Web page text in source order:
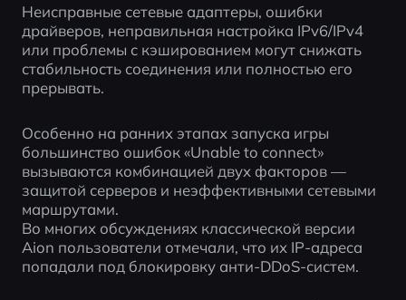
Неисправные сетевые адаптеры, ошибки
драйверов, неправильная настройка IPv6/IPv4
или проблемы с кэшированием могут снижать
стабильность соединения или полностью его
прерывать.
Особенно на ранних этапах запуска игры
большинство ошибок «Unable to connect»
вызываются комбинацией двух факторов —
защитой серверов и неэффективными сетевыми
маршрутами.
Во многих обсуждениях классической версии
Aion пользователи отмечали, что их IP-адреса
попадали под блокировку анти-DDoS-систем.